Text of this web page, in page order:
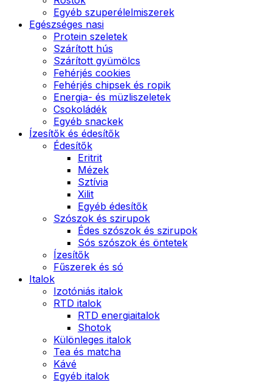
Egyéb szuperélelmiszerek
Egészséges nasi
Protein szeletek
Szárított hús
Szárított gyümölcs
Fehérjés cookies
Fehérjés chipsek és ropik
Energia- és müzliszeletek
Csokoládék
Egyéb snackek
Ízesítők és édesítők
Édesítők
Eritrit
Mézek
Sztívia
Xilit
Egyéb édesítők
Szószok és szirupok
Édes szószok és szirupok
Sós szószok és öntetek
Ízesítők
Fűszerek és só
Italok
Izotóniás italok
RTD italok
RTD energiaitalok
Shotok
Különleges italok
Tea és matcha
Kávé
Egyéb italok